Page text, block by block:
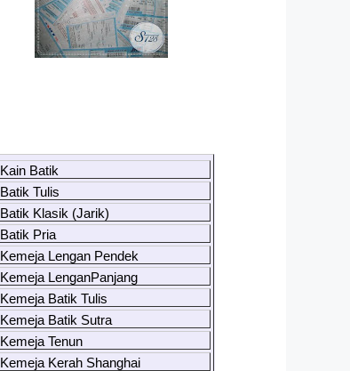
Kain Batik
Batik Tulis
Batik Klasik (Jarik)
Batik Pria
Kemeja Lengan Pendek
Kemeja LenganPanjang
Kemeja Batik Tulis
Kemeja Batik Sutra
Kemeja Tenun
Kemeja Kerah Shanghai